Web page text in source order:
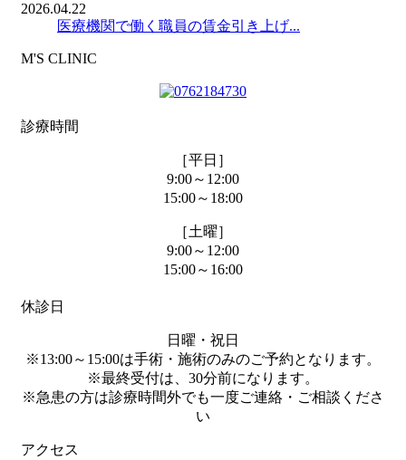
2026.04.22
医療機関で働く職員の賃金引き上げ...
M'S CLINIC
診療時間
［平日］
9:00～12:00
15:00～18:00
［土曜］
9:00～12:00
15:00～16:00
休診日
日曜・祝日
※13:00～15:00は手術・施術のみのご予約となります。
※最終受付は、30分前になります。
※急患の方は診療時間外でも一度ご連絡・ご相談くださ
い
アクセス